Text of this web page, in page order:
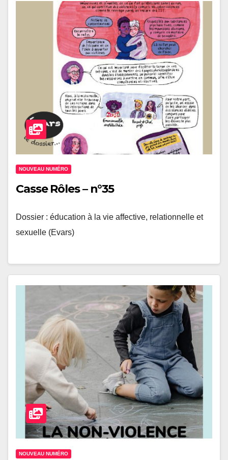
NOUVEAU NUMÉRO
Casse Rôles – n°35
Dossier : éducation à la vie affective, relationnelle et
sexuelle (Evars)
NOUVEAU NUMÉRO